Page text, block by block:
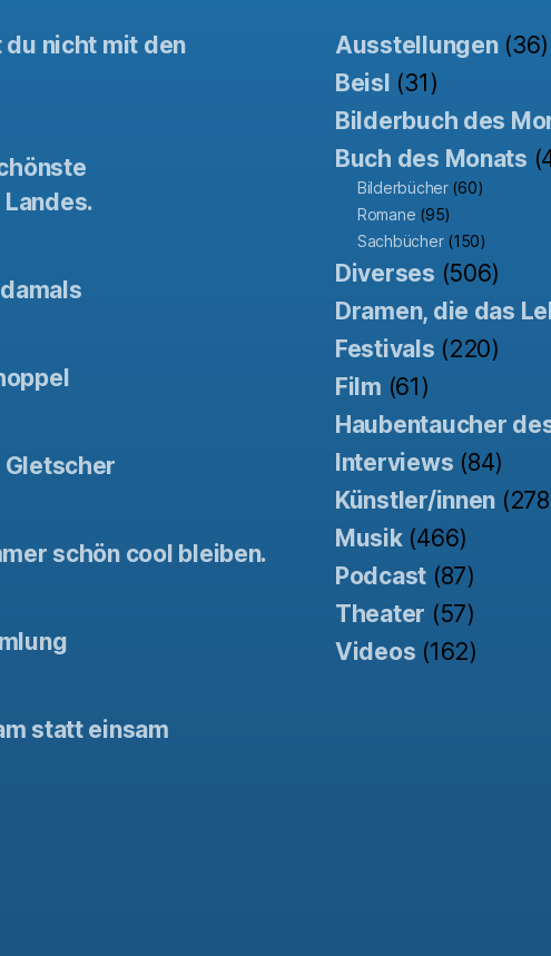
nicht mit den
schön cool bleiben.
statt einsam
Ausstellungen(36)
Beisl (31)
Bilderbuch des
Buch des Monats
Bilderbücher(60)
Romane (95)
Sachbücher(150)
Diverses (506)
Dramen, die das
Festivals (220)
Film (61)
Haubentaucher
Interviews (84)
Künstler/innen
Musik(466)
Podcast (87)
Theater (57)
Videos (162)